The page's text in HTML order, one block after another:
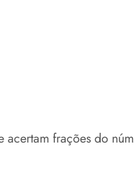
frações do